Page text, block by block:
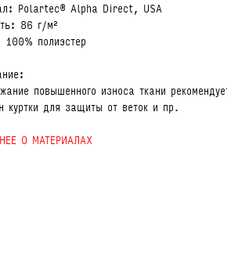
Polartec® Alpha Direct, USA
86 г/м²
100% полиэстер
повышенного износа ткани
куртки для защиты от веток и пр.
О МАТЕРИАЛАХ